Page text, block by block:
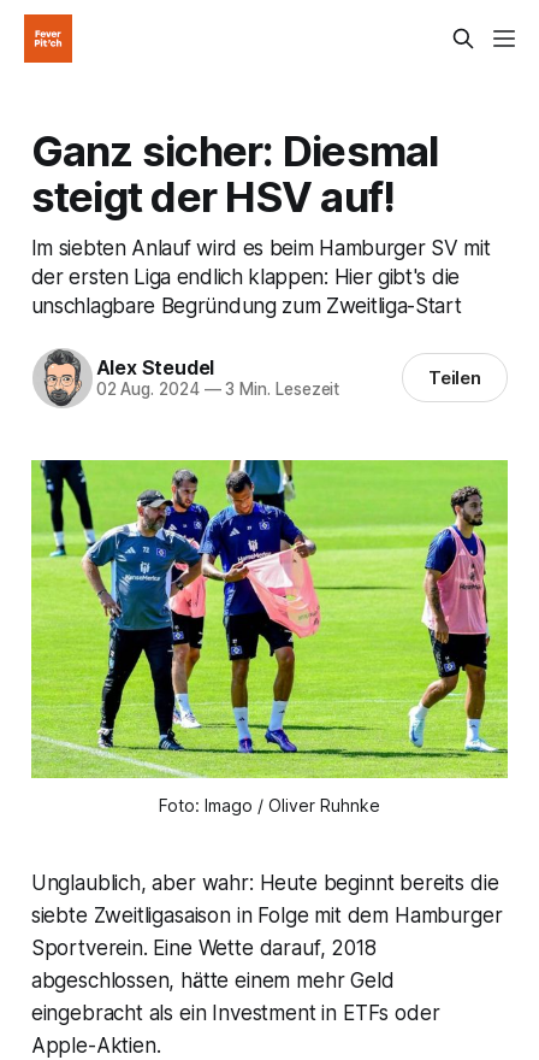
Ganz sicher: Diesmal
steigt der HSV auf!
Im siebten Anlauf wird es beim Hamburger SV mit
der ersten Liga endlich klappen: Hier gibt's die
unschlagbare Begründung zum Zweitliga-Start
Alex Steudel
02 Aug. 2024 —3 Min. Lesezeit Teilen
Foto: Imago / Oliver Ruhnke
Unglaublich, aber wahr: Heute beginnt bereits die
siebte Zweitligasaison in Folge mit dem Hamburger
Sportverein. Eine Wette darauf, 2018
abgeschlossen, hätte einem mehr Geld
eingebracht als ein Investment in ETFs oder
Apple-Aktien.